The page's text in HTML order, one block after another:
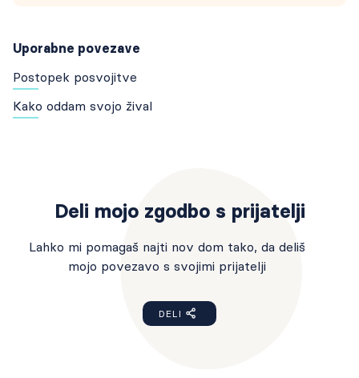
Uporabne povezave
Postopek posvojitve
Kako oddam svojo žival
Deli mojo zgodbo s prijatelji
Lahko mi pomagaš najti nov dom tako, da deliš
mojo povezavo s svojimi prijatelji
DELI